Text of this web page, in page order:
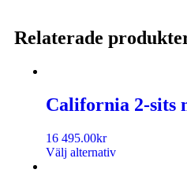
Relaterade
California 2-sits
16 495.00kr
Välj alternativ